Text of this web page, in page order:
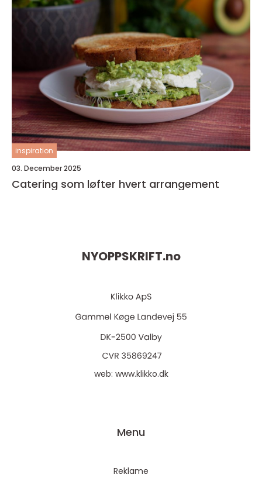
inspiration
03. December 2025
Catering som løfter hvert arrangement
NYOPPSKRIFT.no
web: www.klikko.dk
Menu
Reklame